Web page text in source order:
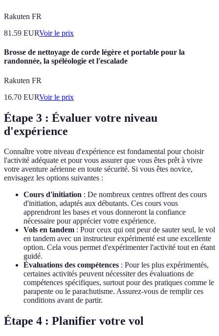
Rakuten FR
81.59 EURVoir le prix
Brosse de nettoyage de corde légère et portable pour la
randonnée, la spéléologie et l'escalade
Rakuten FR
16.70 EURVoir le prix
Étape 3 : Évaluer votre niveau
d'expérience
Connaître votre niveau d'expérience est fondamental pour choisir
l'activité adéquate et pour vous assurer que vous êtes prêt à vivre
votre aventure aérienne en toute sécurité. Si vous êtes novice,
envisagez les options suivantes :
Cours d'initiation : De nombreux centres offrent des cours
d'initiation, adaptés aux débutants. Ces cours vous
apprendront les bases et vous donneront la confiance
nécessaire pour apprécier votre expérience.
Vols en tandem : Pour ceux qui ont peur de sauter seul, le vol
en tandem avec un instructeur expérimenté est une excellente
option. Cela vous permet d'expérimenter l'activité tout en étant
guidé.
Évaluations des compétences : Pour les plus expérimentés,
certaines activités peuvent nécessiter des évaluations de
compétences spécifiques, surtout pour des pratiques comme le
parapente ou le parachutisme. Assurez-vous de remplir ces
conditions avant de partir.
Étape 4 : Planifier votre vol